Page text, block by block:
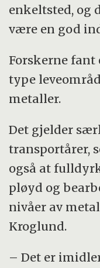
enkeltsted, og
være en god
Forskerne
type
metaller.
Det gjelder
transportårer,
også at
pløyd og
nivåer av
Kroglund.
– Det er